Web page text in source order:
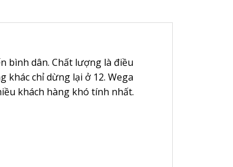
bình dân. Chất lượng là điều
khác chỉ dừng lại ở 12. Wega
khách hàng khó tính nhất.